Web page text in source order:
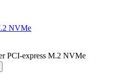
NVMe
PCI-express M.2 NVMe